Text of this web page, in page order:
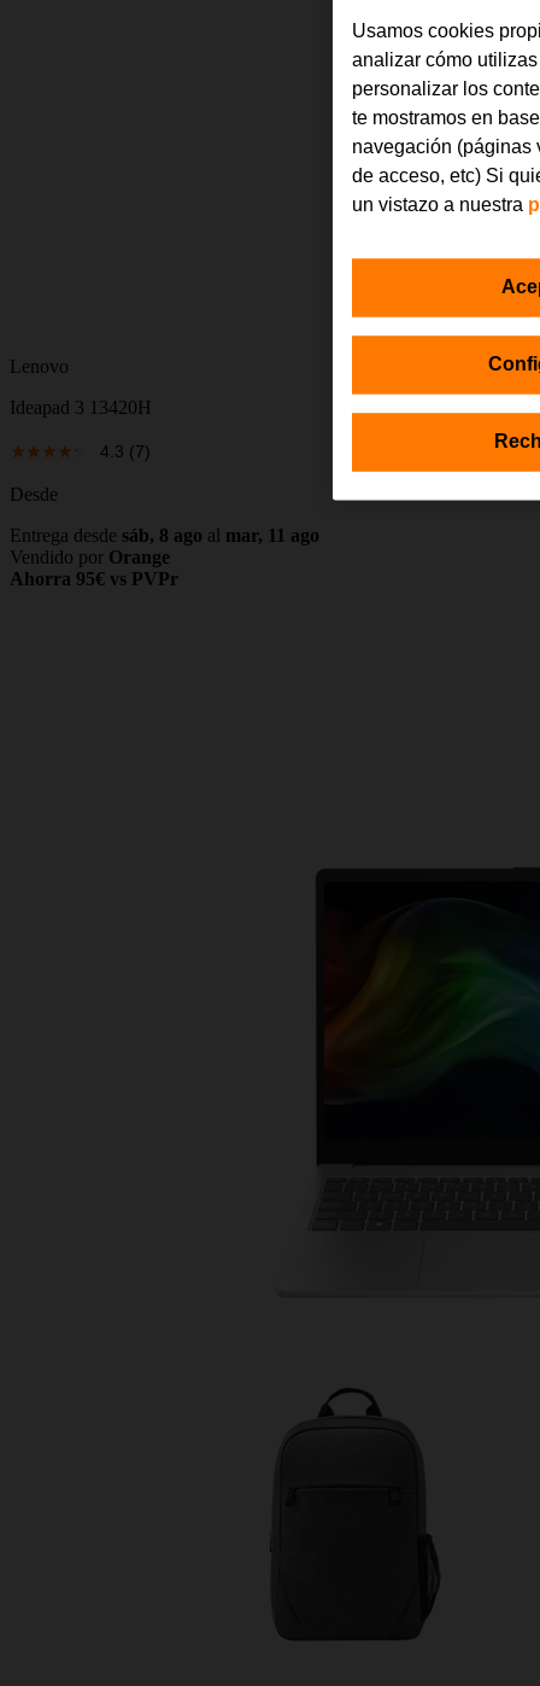
Lenovo
Ideapad 3 13420H
4.3 (7)
Desde
Entrega desde sáb, 8 ago al mar, 11 ago
Vendido por Orange
Ahorra 95€ vs PVPr
Usamos cookies
analizar cómo
personalizar los
te mostramos en
navegación (páginas
de acceso, etc) Si
un vistazo a nuestra